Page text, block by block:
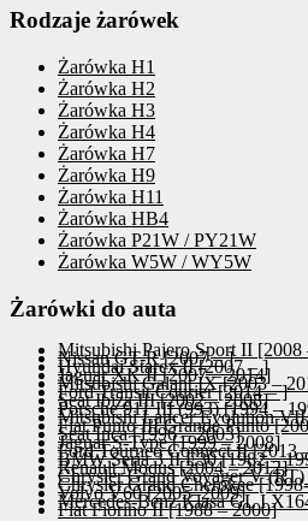
Rodzaje żarówek
Żarówka H1
Żarówka H2
Żarówka H3
Żarówka H4
Żarówka H7
Żarówka H9
Żarówka H11
Żarówka HB4
Żarówka P21W / PY21W
Żarówka W5W / WY5W
Żarówki do auta
Mitsubishi Pajero Sport II [2008
Nissan GT-R [2007 – ]
Hyundai Starex II [2007 – ]
Jaguar XK II [2007 – 2014]
Mitsubishi Galant IX [2003 –
Ford Transit Courier [2014 – ]
Seat Ibiza III [2002 – 2008]
Porsche 911 III (993) [1994 –
Mitsubishi Lancer Evolution
Fiat Punto III Grande Punto
Seat Inca [1996 – 2003]
Jaguar S-Type [1999 – 2008]
Ford Tourneo Connect II [2013
BMW Seria 3 II E30 [1982 –
Renault Modus [2004 – 2012]
Chrysler Grand Voyager V
Chrysler Grand Cherokee
Volvo V60 [2005–2009]
Mercedes-Benz Klasa GL I
Fiat Fiorino II [1988 – 2000]